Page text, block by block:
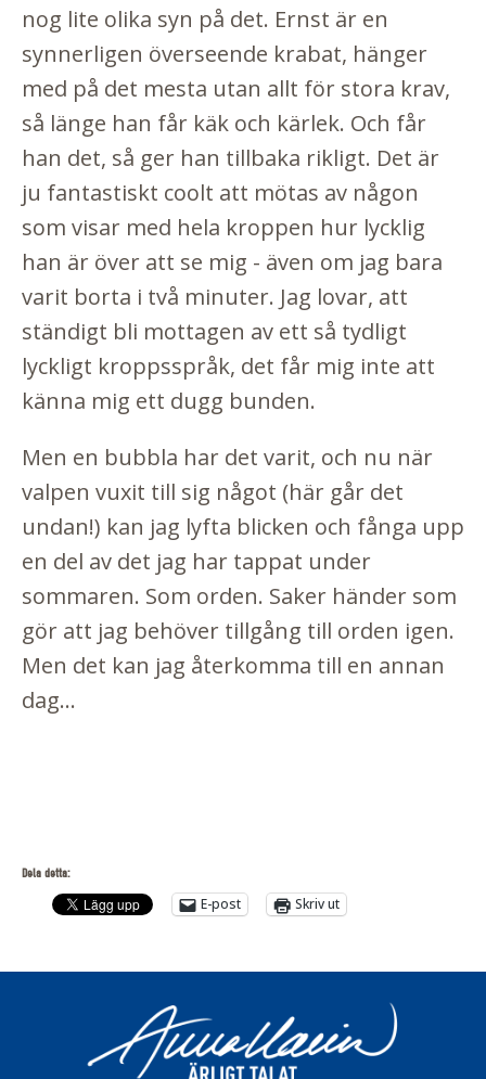
nog lite olika syn på det. Ernst är en
synnerligen överseende krabat, hänger
med på det mesta utan allt för stora krav,
så länge han får käk och kärlek. Och får
han det, så ger han tillbaka rikligt. Det är
ju fantastiskt coolt att mötas av någon
som visar med hela kroppen hur lycklig
han är över att se mig - även om jag bara
varit borta i två minuter. Jag lovar, att
ständigt bli mottagen av ett så tydligt
lyckligt kroppsspråk, det får mig inte att
känna mig ett dugg bunden.
Men en bubbla har det varit, och nu när
valpen vuxit till sig något (här går det
undan!) kan jag lyfta blicken och fånga upp
en del av det jag har tappat under
sommaren. Som orden. Saker händer som
gör att jag behöver tillgång till orden igen.
Men det kan jag återkomma till en annan
dag...
Dela detta:
E-post Skriv ut